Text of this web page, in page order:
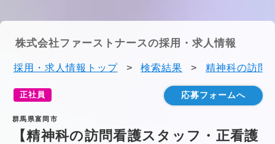
株式会社ファーストナースの採用・求人情報
採用・求人情報トップ > 検索結果 > 精神科の訪問
正社員 応募フォームへ
群馬県富岡市
【精神科の訪問看護スタッフ・正看護